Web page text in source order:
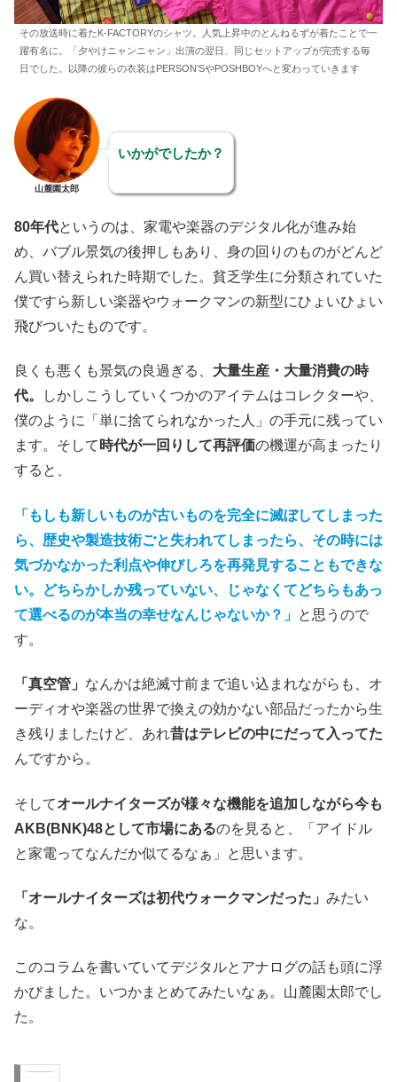
その放送時に着たK-FACTORYのシャツ。人気上昇中のとんねるずが着たことで一
躍有名に。「夕やけニャンニャン」出演の翌日、同じセットアップが完売する毎
日でした。以降の彼らの衣装はPERSON’SやPOSHBOYへと変わっていきます
山麓園太郎
いかがでしたか？
80年代というのは、家電や楽器のデジタル化が進み始
め、バブル景気の後押しもあり、身の回りのものがどんど
ん買い替えられた時期でした。貧乏学生に分類されていた
僕ですら新しい楽器やウォークマンの新型にひょいひょい
飛びついたものです。
良くも悪くも景気の良過ぎる、 大量生産・大量消費の時
代。
しかしこうしていくつかのアイテムはコレクターや、
僕のように「単に捨てられなかった人」の手元に残ってい
ます。そして時代が一回りして再評価の機運が高まったり
すると、
「もしも新しいものが古いものを完全に滅ぼしてしまった
ら、歴史や製造技術ごと失われてしまったら、その時には
気づかなかった利点や伸びしろを再発見することもできな
い。どちらかしか残っていない、じゃなくてどちらもあっ
て選べるのが本当の幸せなんじゃないか？」 と思うので
す。
「真空管」 なんかは絶滅寸前まで追い込まれながらも、オ
ーディオや楽器の世界で換えの効かない部品だったから生
き残りましたけど、あれ昔はテレビの中にだって入ってた
んですから。
そしてオールナイターズが様々な機能を追加しながら今も
AKB(BNK)48として市場にあるのを見ると、「アイドル
と家電ってなんだか似てるなぁ」と思います。
「オールナイターズは初代ウォークマンだった」 みたい
な。
このコラムを書いていてデジタルとアナログの話も頭に浮
かびました。いつかまとめてみたいなぁ。山麓園太郎でし
た。